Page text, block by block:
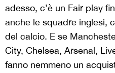
adesso, c’è un Fair play
anche le squadre inglesi,
del calcio. E se
City, Chelsea, Arsenal,
fanno nemmeno un